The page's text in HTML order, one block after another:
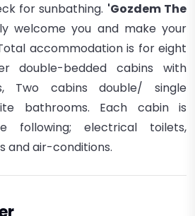
for sunbathing. 'Gozdem The
welcome you and make your
accommodation is for eight
double-bedded cabins with
Two cabins double/ single
te bathrooms. Each cabin is
following; electrical toilets,
and air-conditions.